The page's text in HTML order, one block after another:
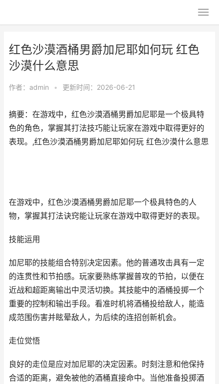
红色沙漠酒桶男爵加尼耶如何玩 红色
沙漠什么意思
作者： admin • 更新时间：2026-06-21
摘要：在游戏中，红色沙漠酒桶男爵加尼耶是一个极具特
色的角色，掌握其打法技巧能让玩家在游戏中取得更好的
表现。,红色沙漠酒桶男爵加尼耶如何玩 红色沙漠什么意思
在游戏中，红色沙漠酒桶男爵加尼耶一个极具特色的人
物，掌握其打法诀窍能让玩家在游戏中取得更好的表现。
技能运用
加尼耶的技能组合特别决定因素。他的普通攻击具有一定
的连贯性和节拍感。玩家要熟练掌握普攻的节拍，以便在
近战和超距离输出中灵活切换。其技能中的酒桶投掷一个
重要的控制和输出手段。看准时机将酒桶投给敌人，能造
成范围伤害并眩晕敌人，为后续的连招创新机会。
走位觉悟
良好的走位是应对加尼耶的决定因素。时刻注意和他保持
合适的距离，避免被他的酒桶直接命中。当他准备投掷酒